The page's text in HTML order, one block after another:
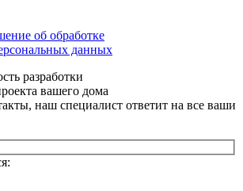
об обработке
данных
разработки
вашего дома
наш специалист ответит на все ваши